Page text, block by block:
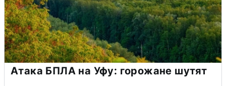
Атака БПЛА на Уфу: горожане шутят